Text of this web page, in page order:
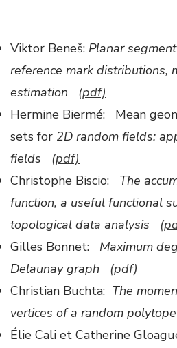
Viktor Beneš: Planar
reference mark distributions,
estimation (pdf)
Hermine Biermé: Mean
sets for 2D random fields:
fields (pdf)
Christophe Biscio: The
function, a useful functional
topological data analysis
Gilles Bonnet: Maximum
Delaunay graph (pdf)
Christian Buchta: The
vertices of a random
Élie Cali et Catherine